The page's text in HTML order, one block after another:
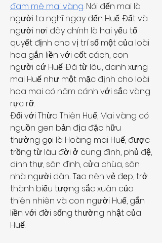
đam mê mai vàng. Nói đến mai là
người ta nghĩ ngay đến Huế. Đất và
người nơi đây chính là hai yếu tố
quyết định cho vị trí số một của loài
hoa gắn liền với cốt cách, con
người cứ Huế. Đã từ lâu, danh xưng
mai Huế như một mặc định cho loài
hoa mai có năm cánh với sắc vàng
rực rỡ.
Đối với Thừa Thiên Huế, Mai vàng có
nguồn gen bản địa đặc hữu
thường gọi là Hoàng mai Huế, được
trồng từ lâu đời ở cung đình, phủ đệ,
dinh thự, sân đình, cửa chùa, sân
nhà người dân... Tạo nên vẻ đẹp, trở
thành biểu tượng sắc xuân của
thiên nhiên và con người Huế, gắn
liền với đời sống thường nhật của
Huế.